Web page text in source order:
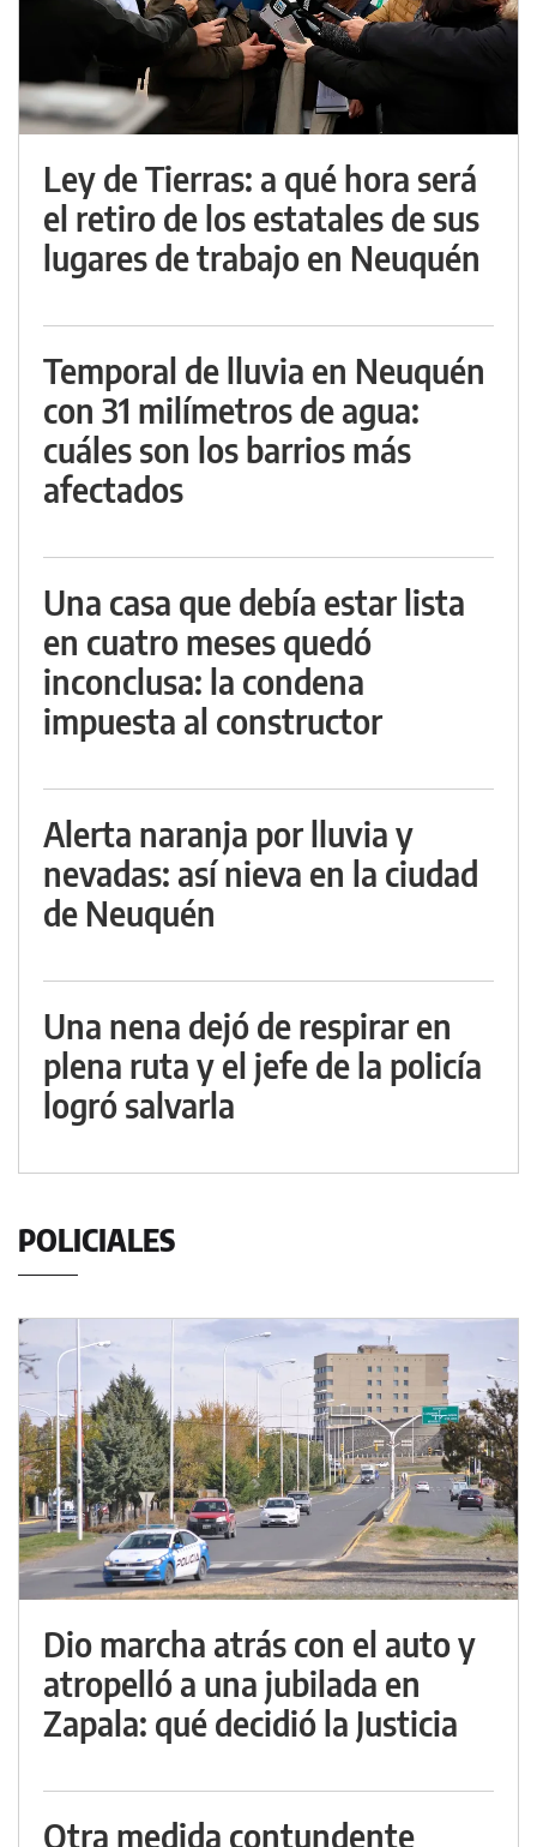
Ley de Tierras: a qué hora será
el retiro de los estatales de sus
lugares de trabajo en Neuquén
Temporal de lluvia en Neuquén
con 31 milímetros de agua:
cuáles son los barrios más
afectados
Una casa que debía estar lista
en cuatro meses quedó
inconclusa: la condena
impuesta al constructor
Alerta naranja por lluvia y
nevadas: así nieva en la ciudad
de Neuquén
Una nena dejó de respirar en
plena ruta y el jefe de la policía
logró salvarla
POLICIALES
Dio marcha atrás con el auto y
atropelló a una jubilada en
Zapala: qué decidió la Justicia
Otra medida contundente